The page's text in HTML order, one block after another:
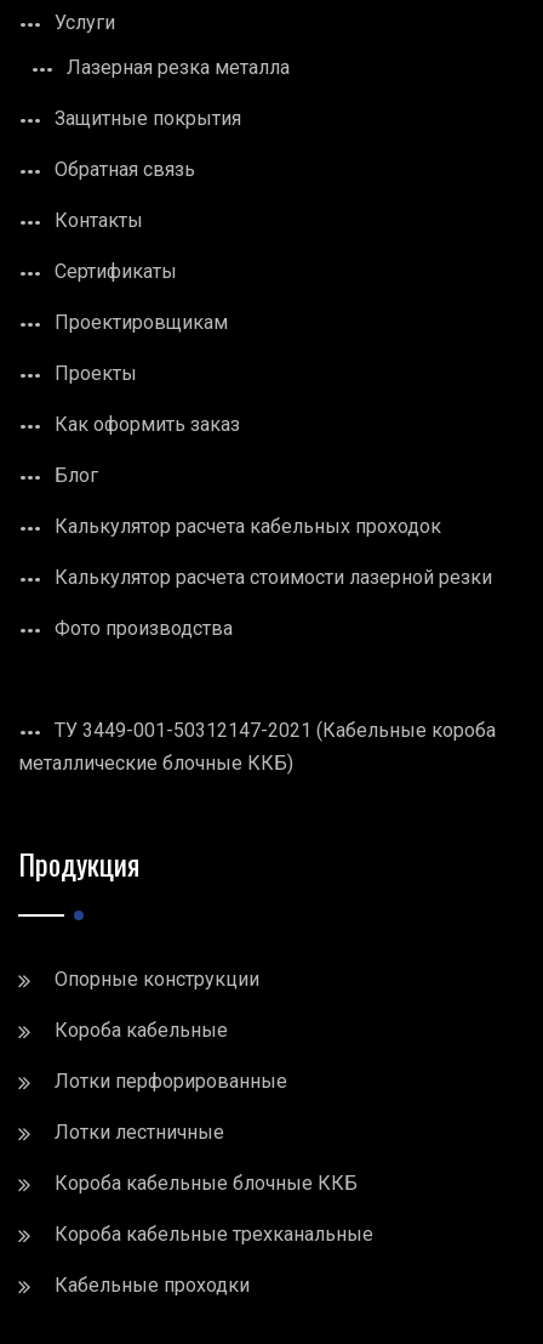
Услуги
Лазерная резка металла
Защитные покрытия
Обратная связь
Контакты
Сертификаты
Проектировщикам
Проекты
Как оформить заказ
Блог
Калькулятор расчета кабельных проходок
Калькулятор расчета стоимости лазерной резки
Фото производства
ТУ 3449-001-50312147-2021 (Кабельные короба
металлические блочные ККБ)
Продукция
Опорные конструкции
Короба кабельные
Лотки перфорированные
Лотки лестничные
Короба кабельные блочные ККБ
Короба кабельные трехканальные
Кабельные проходки